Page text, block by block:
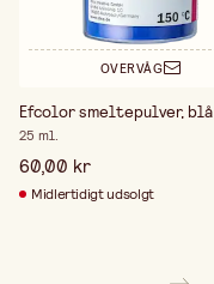
OVERVÅG
Efcolor smeltepulver, blå
25 ml.
60,00 kr
Midlertidigt udsolgt